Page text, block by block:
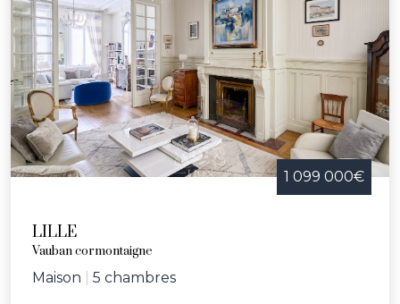
1 099 000€
LILLE
Vauban cormontaigne
Maison 5 chambres